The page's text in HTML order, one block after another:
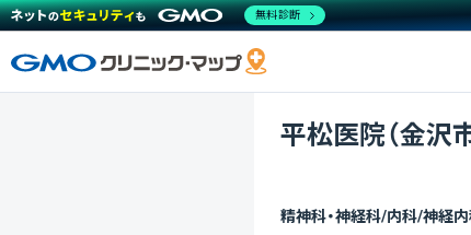
平松医院（金沢市
精神科・神経科/内科/神経
無料診断